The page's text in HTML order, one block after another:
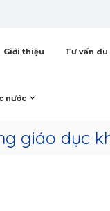
Giới thiệu Tư vấn du
nước
giáo dục